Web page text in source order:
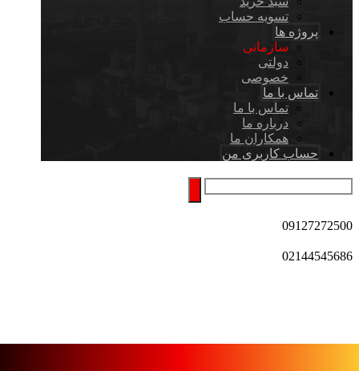
تسویه حساب
پروژه ها
سازمانی
دولتی
خصوصی
تماس با ما
تماس با ما
درباره ما
همکاران ما
حساب کاربری من
09127272500
02144545686